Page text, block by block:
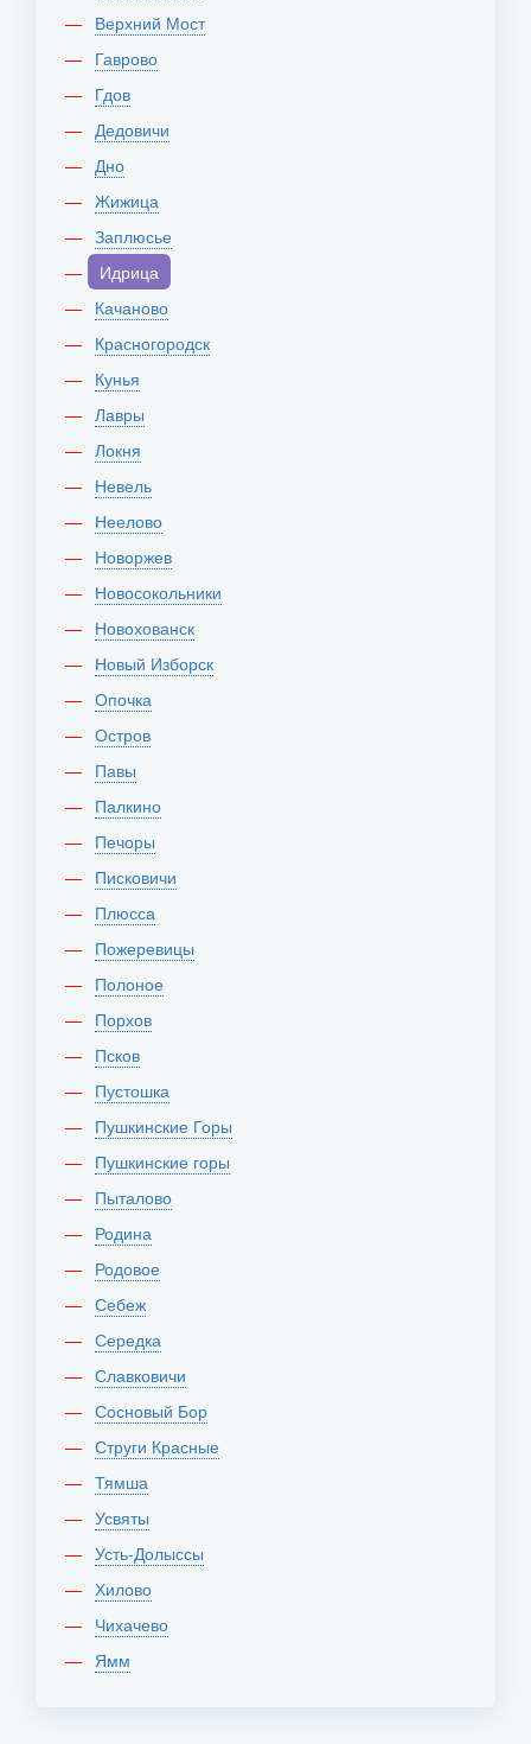
Верхний Мост
Гаврово
Гдов
Дедовичи
Дно
Жижица
Заплюсье
Идрица
Качаново
Красногородск
Кунья
Лавры
Локня
Невель
Неелово
Новоржев
Новосокольники
Новохованск
Новый Изборск
Опочка
Остров
Павы
Палкино
Печоры
Писковичи
Плюсса
Пожеревицы
Полоное
Порхов
Псков
Пустошка
Пушкинские Горы
Пушкинские горы
Пыталово
Родина
Родовое
Себеж
Середка
Славковичи
Сосновый Бор
Струги Красные
Тямша
Усвяты
Усть-Долыссы
Хилово
Чихачево
Ямм